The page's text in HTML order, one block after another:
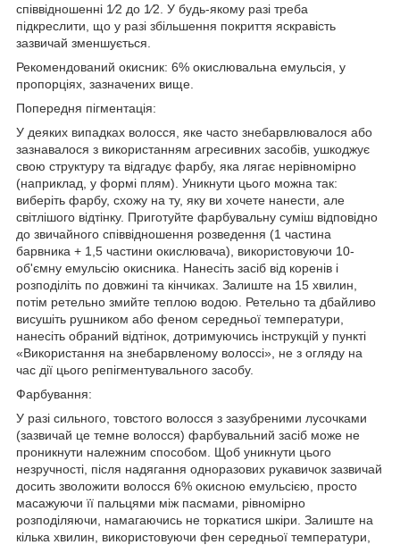
співвідношенні 1⁄2 до 1⁄2. У будь-якому разі треба
підкреслити, що у разі збільшення покриття яскравість
зазвичай зменшується.
Рекомендований окисник: 6% окислювальна емульсія, у
пропорціях, зазначених вище.
Попередня пігментація:
У деяких випадках волосся, яке часто знебарвлювалося або
зазнавалося з використанням агресивних засобів, ушкоджує
свою структуру та відгадує фарбу, яка лягає нерівномірно
(наприклад, у формі плям). Уникнути цього можна так:
виберіть фарбу, схожу на ту, яку ви хочете нанести, але
світлішого відтінку. Приготуйте фарбувальну суміш відповідно
до звичайного співвідношення розведення (1 частина
барвника + 1,5 частини окислювача), використовуючи 10-
об'ємну емульсію окисника. Нанесіть засіб від коренів і
розподіліть по довжині та кінчиках. Залиште на 15 хвилин,
потім ретельно змийте теплою водою. Ретельно та дбайливо
висушіть рушником або феном середньої температури,
нанесіть обраний відтінок, дотримуючись інструкцій у пункті
«Використання на знебарвленому волоссі», не з огляду на
час дії цього репігментувального засобу.
Фарбування:
У разі сильного, товстого волосся з зазубреними лусочками
(зазвичай це темне волосся) фарбувальний засіб може не
проникнути належним способом. Щоб уникнути цього
незручності, після надягання одноразових рукавичок зазвичай
досить зволожити волосся 6% окисною емульсією, просто
масажуючи її пальцями між пасмами, рівномірно
розподіляючи, намагаючись не торкатися шкіри. Залиште на
кілька хвилин, використовуючи фен середньої температури,